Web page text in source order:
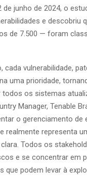
de junho de 2024, o
e descobriu
de 7.500 — foram
cada vulnerabilidade,
uma prioridade,
os sistemas
Manager, Tenable
o gerenciamento de
realmente representa
Todos os
e se concentrar em
que podem levar à